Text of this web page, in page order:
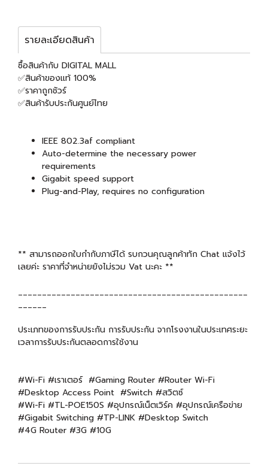
รายละเอียดสินค้า
ซื้อสินค้ากับ DIGITAL MALL
✅สินค้าของแท้ 100%
✅ราคาถูกชัวร์
✅สินค้ารับประกันศูนย์ไทย
IEEE 802.3af compliant
Auto-determine the necessary power
requirements
Gigabit speed support
Plug-and-Play, requires no configuration
** สามารถออกใบกำกับภาษีได้ รบกวนคุณลูกค้าทัก Chat แจ้งไว้
เลยค่ะ ราคาที่จำหน่ายยังไม่รวม Vat นะคะ **
________________________________________________
______
ประเภทของการรับประกัน การรับประกัน จากโรงงานในประเทศระยะ
เวลาการรับประกันตลอดการใช้งาน
#Wi-Fi #เราเตอร์ #Gaming Router #Router Wi-Fi
#Desktop Access Point #Switch #สวิตซ์
#Wi-Fi #TL-POE150S #อุปกรณ์เน็ตเวิร์ค #อุปกรณ์เครือข่าย
#Gigabit Switching #TP-LINK #Desktop Switch
#4G Router #3G #10G